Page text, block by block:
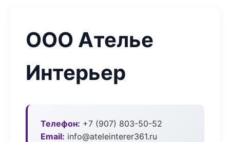
ООО Ателье
Интерьер
Телефон: +7 (907) 803-50-52
Email: info@ateleinterer361.ru